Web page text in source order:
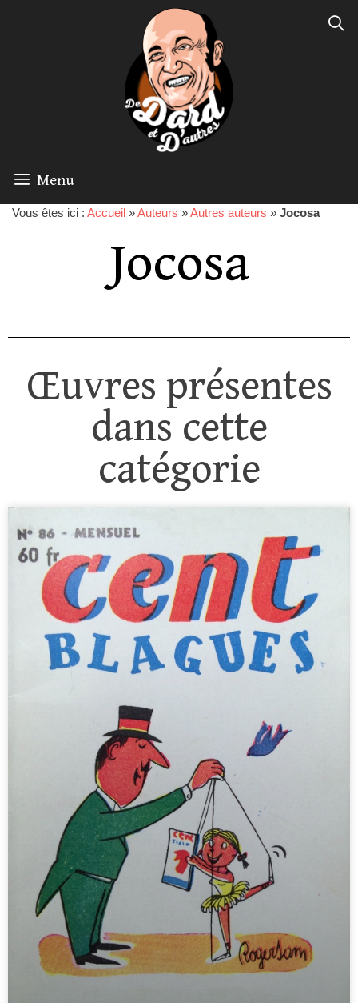
Menu
Vous êtes ici : Accueil »Auteurs »Autres auteurs » Jocosa
Jocosa
Œuvres présentes
dans cette
catégorie